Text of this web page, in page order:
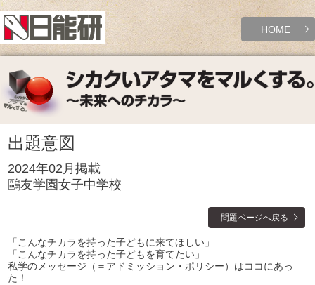
HOME
出題意図
2024年02月掲載
鷗友学園女子中学校
問題ページへ戻る
「こんなチカラを持った子どもに来てほしい」
「こんなチカラを持った子どもを育てたい」
私学のメッセージ（＝アドミッション・ポリシー）はココにあっ
た！